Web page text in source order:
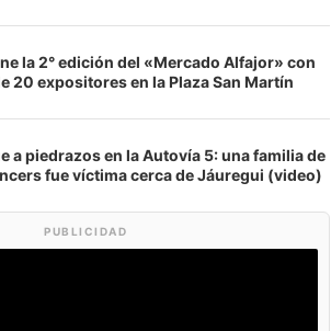
la 2° edición del «Mercado Alfajor» con
20 expositores en la Plaza San Martín
a piedrazos en la Autovía 5: una familia de
fue víctima cerca de Jáuregui (video)
PUBLICIDAD